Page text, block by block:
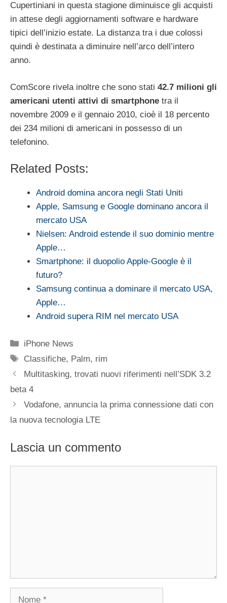
Cupertiniani in questa stagione diminuisce gli acquisti
in attese degli aggiornamenti software e hardware
tipici dell’inizio estate. La distanza tra i due colossi
quindi è destinata a diminuire nell’arco dell’intero
anno.
ComScore rivela inoltre che sono stati 42.7 milioni gli
americani utenti attivi di smartphone tra il
novembre 2009 e il gennaio 2010, cioè il 18 percento
dei 234 milioni di americani in possesso di un
telefonino.
Related Posts:
Android domina ancora negli Stati Uniti
Apple, Samsung e Google dominano ancora il
mercato USA
Nielsen: Android estende il suo dominio mentre
Apple…
Smartphone: il duopolio Apple-Google è il
futuro?
Samsung continua a dominare il mercato USA,
Apple…
Android supera RIM nel mercato USA
Categorie
iPhone News
Tag
Classifiche, Palm, rim
Multitasking, trovati nuovi riferimenti nell’SDK 3.2
beta 4
Vodafone, annuncia la prima connessione dati con
la nuova tecnologia LTE
Lascia un commento
Nome